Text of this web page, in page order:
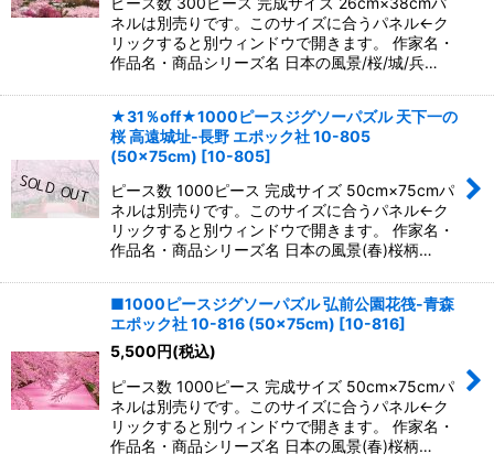
ネルは別売りです。このサイズに合うパネル←ク
リックすると別ウィンドウで開きます。 作家名・
作品名・商品シリーズ名 日本の風景/桜/城/兵…
★31％off★1000ピースジグソーパズル 天下一の
桜 高遠城址‐長野 エポック社 10-805
(50×75cm) [10-805]
ピース数 1000ピース 完成サイズ 50cm×75cmパ
ネルは別売りです。このサイズに合うパネル←ク
リックすると別ウィンドウで開きます。 作家名・
作品名・商品シリーズ名 日本の風景(春)桜柄…
■1000ピースジグソーパズル 弘前公園花筏-青森
エポック社 10-816 (50×75cm) [10-816]
5,500円(税込)
ピース数 1000ピース 完成サイズ 50cm×75cmパ
ネルは別売りです。このサイズに合うパネル←ク
リックすると別ウィンドウで開きます。 作家名・
作品名・商品シリーズ名 日本の風景(春)桜柄…